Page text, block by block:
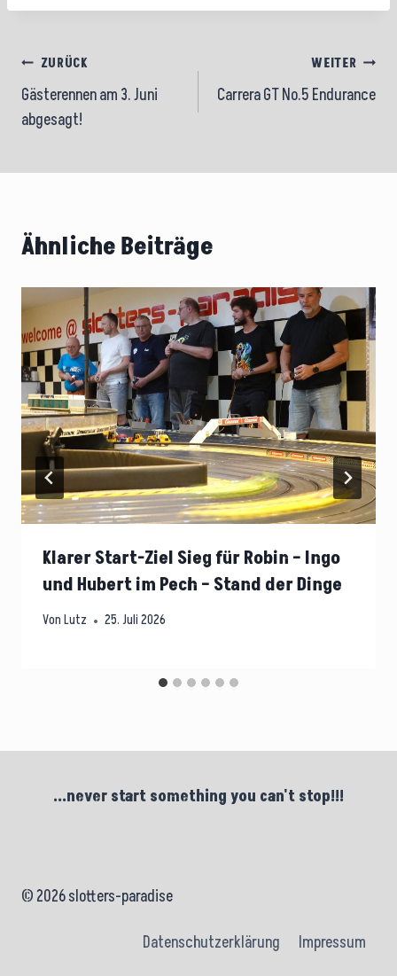
Beitragsnavigation
ZURÜCK
Gästerennen am 3. Juni
abgesagt!
WEITER
Carrera GT No.5 Endurance
Ähnliche Beiträge
Klarer Start-Ziel Sieg für Robin – Ingo
und Hubert im Pech – Stand der Dinge
Von Lutz 25. Juli 2026
...never start something you can't stop!!!
© 2026 slotters-paradise
Datenschutzerklärung Impressum